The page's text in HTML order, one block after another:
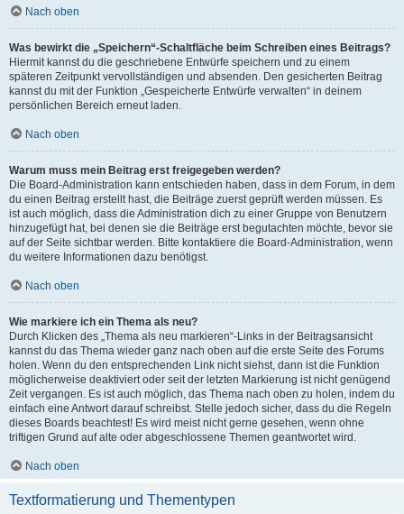
Nach oben
Was bewirkt die „Speichern“-Schaltfläche beim Schreiben eines Beitrags?
Hiermit kannst du die geschriebene Entwürfe speichern und zu einem
späteren Zeitpunkt vervollständigen und absenden. Den gesicherten Beitrag
kannst du mit der Funktion „Gespeicherte Entwürfe verwalten“ in deinem
persönlichen Bereich erneut laden.
Nach oben
Warum muss mein Beitrag erst freigegeben werden?
Die Board-Administration kann entschieden haben, dass in dem Forum, in dem
du einen Beitrag erstellt hast, die Beiträge zuerst geprüft werden müssen. Es
ist auch möglich, dass die Administration dich zu einer Gruppe von Benutzern
hinzugefügt hat, bei denen sie die Beiträge erst begutachten möchte, bevor sie
auf der Seite sichtbar werden. Bitte kontaktiere die Board-Administration, wenn
du weitere Informationen dazu benötigst.
Nach oben
Wie markiere ich ein Thema als neu?
Durch Klicken des „Thema als neu markieren“-Links in der Beitragsansicht
kannst du das Thema wieder ganz nach oben auf die erste Seite des Forums
holen. Wenn du den entsprechenden Link nicht siehst, dann ist die Funktion
möglicherweise deaktiviert oder seit der letzten Markierung ist nicht genügend
Zeit vergangen. Es ist auch möglich, das Thema nach oben zu holen, indem du
einfach eine Antwort darauf schreibst. Stelle jedoch sicher, dass du die Regeln
dieses Boards beachtest! Es wird meist nicht gerne gesehen, wenn ohne
triftigen Grund auf alte oder abgeschlossene Themen geantwortet wird.
Nach oben
Textformatierung und Thementypen